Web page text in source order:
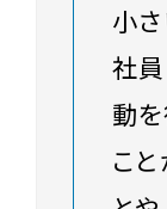
小
社
動
こ